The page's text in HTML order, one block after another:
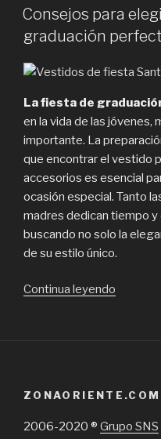
ON
Consejos para
graduación
La fiesta de
en la vida de las jóvenes,
importante. La
que encontrar el vestido
accesorios es esencial
ocasión especial. Tanto
madres dedican tiempo
buscando no solo la
de su estilo único.
Continua leyendo
perfecto
ZONAORIENTE.COM
2006-2020 ® Grupo SNS